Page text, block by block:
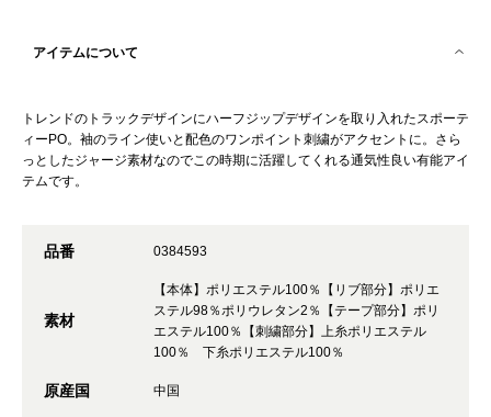
アイテムについて
トレンドのトラックデザインにハーフジップデザインを取り入れたスポーテ
ィーPO。袖のライン使いと配色のワンポイント刺繍がアクセントに。さら
っとしたジャージ素材なのでこの時期に活躍してくれる通気性良い有能アイ
テムです。
品番 0384593
素材
【本体】ポリエステル100％【リブ部分】ポリエ
ステル98％ポリウレタン2％【テープ部分】ポリ
エステル100％【刺繍部分】上糸ポリエステル
100％ 下糸ポリエステル100％
原産国 中国